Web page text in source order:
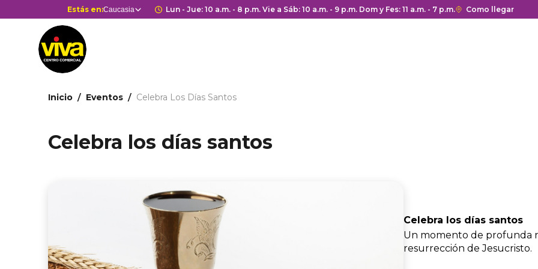
al
contenido
principal
Selector
de
centros
comerciales
Estás en:Estás en
Caucasia Horario de apertura y cierre del centro comercial.
Lun - Jue: 10 a.m. - 8 p.m. Vie a Sáb: 10 a.m. - 9 p.m. Dom y Fes: 11 a.m. - 7 p.m.Enlace
Como llegar
Ruta
de
Inicio Eventos Celebra Los Días Santos
Celebra los días santos
Celebra los días santos
Un momento de profunda
resurrección de Jesucristo.